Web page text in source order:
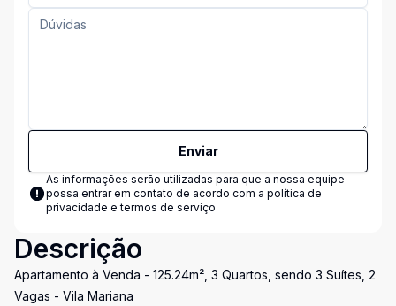
Enviar
As informações serão utilizadas para que a nossa equipe
possa entrar em contato de acordo com a política de
privacidade e termos de serviço
Descrição
Apartamento à Venda - 125.24m², 3 Quartos, sendo 3 Suítes, 2
Vagas - Vila Mariana